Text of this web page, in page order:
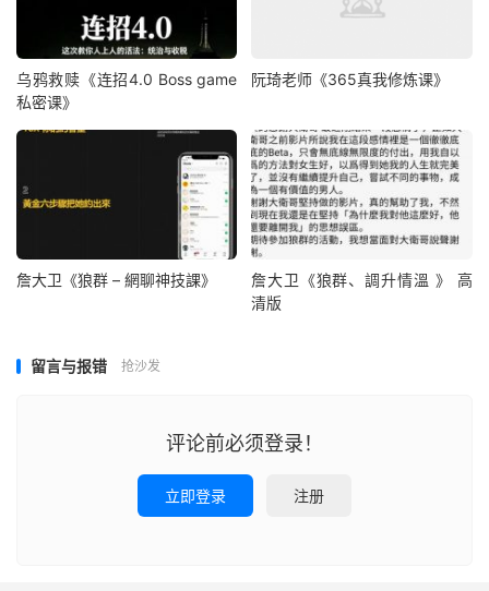
乌鸦救赎《连招4.0 Boss game
私密课》
阮琦老师《365真我修炼课》
詹大卫《狼群 – 網聊神技課》
詹大卫《狼群、調升情‬溫 》 高
清版
留言与报错 抢沙发
评论前必须登录！
立即登录 注册